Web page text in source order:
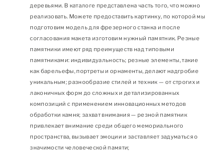
деревьями. В каталоге представлена часть того, что можно
реализовать. Можете предоставить картинку, по которой мы
подготовим модель для фрезерного станка и после
согласования макета изготовим нужный памятник. Резные
памятники имеют ряд преимуществ над типовыми
памятниками: индивидуальность; резные элементы, такие
как барельефы, портреты и орнаменты, делают надгробие
уникальным; разнообразие стилей и техник — от строгих и
лаконичных форм до сложных и детализированных
композиций с применением инновационных методов
обработки камня; захват внимания — резной памятник
привлекает внимание среди общего мемориального
пространства, вызывает эмоции и заставляет задуматься о
значимости человеческой памяти;